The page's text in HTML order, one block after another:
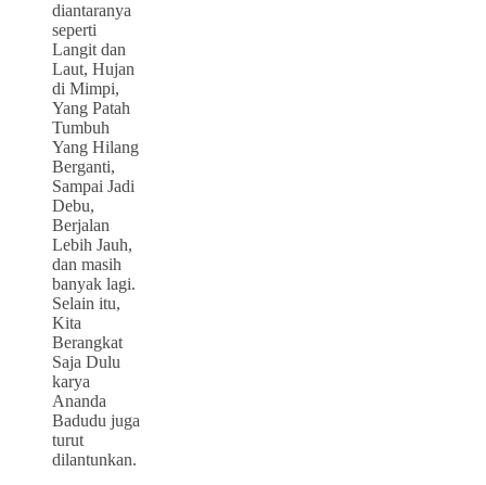
diantaranya
seperti
Langit dan
Laut, Hujan
di Mimpi,
Yang Patah
Tumbuh
Yang Hilang
Berganti,
Sampai Jadi
Debu,
Berjalan
Lebih Jauh,
dan masih
banyak lagi.
Selain itu,
Kita
Berangkat
Saja Dulu
karya
Ananda
Badudu juga
turut
dilantunkan.